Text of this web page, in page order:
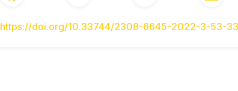
https://doi.org/10.33744/2308-6645-2022-3-53-